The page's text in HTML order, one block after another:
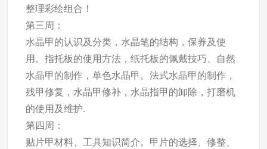
整理彩绘组合！
第三周：
水晶甲的认识及分类，水晶笔的结构，保养及使
用。指托板的使用方法，纸托板的佩戴技巧、自然
水晶甲的制作，单色水晶甲。法式水晶甲的制作，
残甲修复，水晶甲修补，水晶指甲的卸除，打磨机
的使用及维护.
第四周：
贴片甲材料、工具知识简介。甲片的选择、修整、